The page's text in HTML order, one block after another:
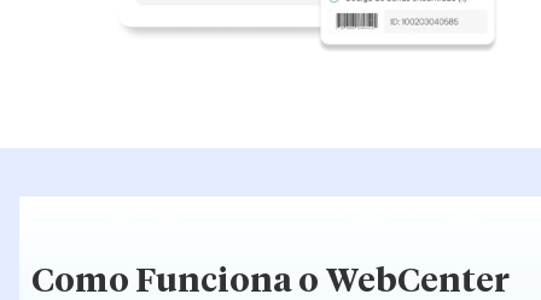
Como Funciona o WebCenter